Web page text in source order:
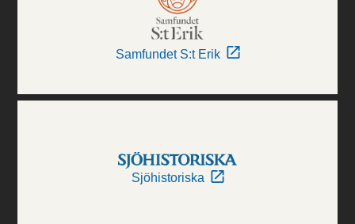
Samfundet S:t Erik
Sjöhistoriska